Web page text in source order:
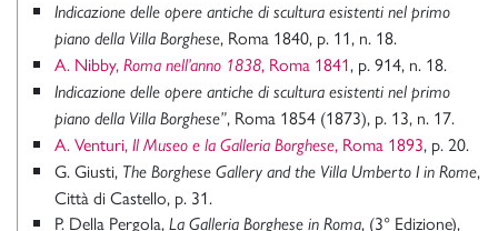
Indicazione delle opere antiche di scultura esistenti nel primo
piano della Villa Borghese, Roma 1840, p. 11, n. 18.
A. Nibby, Roma nell’anno 1838, Roma 1841, p. 914, n. 18.
Indicazione delle opere antiche di scultura esistenti nel primo
piano della Villa Borghese”, Roma 1854 (1873), p. 13, n. 17.
A. Venturi, Il Museo e la Galleria Borghese, Roma 1893, p. 20.
G. Giusti, The Borghese Gallery and the Villa Umberto I in Rome,
Città di Castello, p. 31.
P. Della Pergola, La Galleria Borghese in Roma, (3° Edizione),